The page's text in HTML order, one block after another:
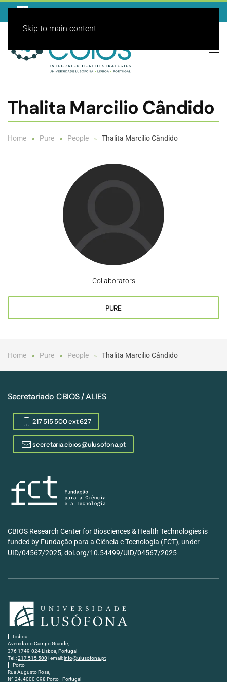
Skip to main content
Thalita Marcilio Cândido
Home Pure People Thalita Marcilio Cândido
Collaborators
PURE
Home Pure People Thalita Marcilio Cândido
Secretariado CBIOS / ALIES
217 515 500 ext 627
secretaria.cbios@ulusofona.pt
CBIOS Research Center for Biosciences & Health Technologies is
funded by Fundação para a Ciência e Tecnologia (FCT), under
UID/04567/2025, doi.org/10.54499/UID/04567/2025
Lisboa
Avenida do Campo Grande,
376 1749-024 Lisboa, Portugal
Tel.:217 515 500 | email:info@ulusofona.pt
Porto
Rua Augusto Rosa,
Nº 24, 4000-098 Porto - Portugal